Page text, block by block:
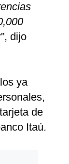
”, dijo
ya
de
Itaú.